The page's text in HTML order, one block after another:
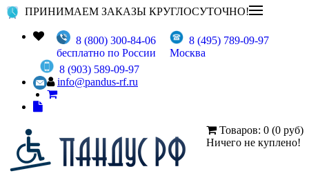
ПРИНИМАЕМ ЗАКАЗЫ КРУГЛОСУТОЧНО!
8 (800) 300-84-06
бесплатно по России
8 (495) 789-09-97
Москва
8 (903) 589-09-97
info@pandus-rf.ru
Товаров: 0 (0 руб)
Ничего не куплено!